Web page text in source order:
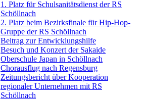
1. Platz für Schulsanitätsdienst der RS
Schöllnach
2. Platz beim Bezirksfinale für Hip-Hop-
Gruppe der RS Schöllnach
Beitrag zur Entwicklungshilfe
Besuch und Konzert der Sakaide
Oberschule Japan in Schöllnach
Chorausflug nach Regensburg
Zeitungsbericht über Kooperation
regionaler Unternehmen mit RS
Schöllnach